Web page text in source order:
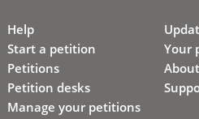
Help
Start a petition
Petitions
Petition desks
Manage your petitions
Your